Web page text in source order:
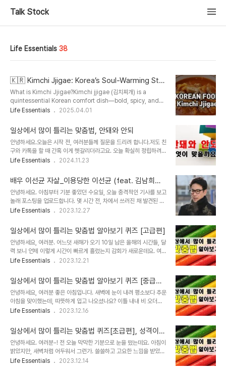
Talk Stock
Life Essentials 38
🇰🇷 Kimchi Jjigae: Korea’s Soul-Warming Ste
w of Fermented Flavor
What is Kimchi Jjigae?Kimchi jjigae (김치찌개) is a
quintessential Korean comfort dish—bold, spicy, and
deeply satisfying. Made with aged kimchi (called
Korean home cooking. Whether it’s a chilly winter
evening, a rainy day, or just a moment of craving for
something cozy and familiar, this stew is always a hit.
🇰🇷 Kimchi Jjigae: Korea’s Soul..
Life Essentials 2025.04.01
일상에서 많이 틀리는 맞춤법, 안돼와 안되
안녕하세요.오늘은 시작 전, 여러분들께 질문을 드리려 합니다.저도 친
구와 카톡을 할 때 간혹 이게 헷갈리더라고요. 오늘 확실히 정립하려고
합니다. 일상에서 많이 틀리는 맞춤법, 안돼와 안되 내일 중요한 날
분, 여기서 '되? 돼?' 중 무엇이 맞을까요?정답은 '내일 중요한 날이야.
절대 늦으면 안 돼.'입니다. '되'와 '돼'라는 사용하는 경우가 다른데,
어떻게 사용해야 하는지 제가 완벽하게 정리해 드리겠습니다. 그럼 알
아보러 가볼까요? 전에 한 기사를 본 적이 있어요. 네0버에서 가장
헷갈리고 자주 검색되는 맞춤법 1위가 '-되' 와 '-돼' 였다고 합니
Life Essentials 2024.11.23
배우 이선균 자살_이용당한 이선균 (feat. 김남희와
의 녹취록) 충격비보
안녕하세요. 아침부터 기분 좋았던 수요일, 오늘 충격적인 기사를 보고
놀래 포스팅을 업로드합니다. 몇 시간 전, 차에서 쓰러진 채 발견된 배
우 이선균씨가 자살시도를 했다는데요. 결국은 숨진 채 발견됐다고 합
사에서 변호인을 통해 거짓말 탐지기 조사를 의뢰한다는 내용의 의견
서를 제출했다고 했는데, 왜 극단적인 선택을 했을까요. 전혜진이 금일
10시 12분 112 신고를 접수를 했고, 경찰은 오전 10시 30분 종로구
와룡 공원 인근에서 차량을 발견했는데, 차량 내에선 번개탄 1점이 발
견됐다고 해요. 차량 안에 있던 남성은 배우 이선균으로 의식이 없는
미스러운 일에 ..
Life Essentials 2023.12.27
일상에서 많이 틀리는 맞춤법 알아보기 퀴즈 [고급편]
안녕하세요, 여러분. 어느덧 새해가 오기 10일 남은 올해의 시간들, 달
력 보니 언제 이렇게 시간이 빠르게 흘렀는지 감회가 새로운데요. 여러
분, 여러분들은 연말 마무리를 잘하고 계신가요? 제 2023년은 별일
있다 보니 그 계획을 이루면서 어떤 이벤트들이 제게 다가올지 기대가
높은데요, 여러분들은 새해 계획도 세우셨나요? 저의 계획 중 하나를
전달드리자면 '맞춤법 천재되기'입니다. 너무 유치하죠? 많이 안다고
생각했는데 막상 글을 쓰거나 이렇게 포스팅을 준비할 때, 몇 가지 헷
갈릴 때가 있더라고요. 그래서 내년에는 '맞춤법 천재 되기'가 저의 계
급편]을 준비했는데, 재..
Life Essentials 2023.12.21
일상에서 많이 틀리는 맞춤법 알아보기 퀴즈 [중급
편], 꿀팁공유
안녕하세요, 여러분 좋은 아침입니다. 새벽에 눈이 내려 평소보다 추운
아침을 맞이했는데, 따뜻하게 입고 나오셨나요? 이틀 내내 비 오더니
오늘 새벽엔 눈도 내려 요즘 맑은 날씨를 보기 쉽지 않네요. 흐린 날씨
비 오는 날에 어떤 음식이 생각나시나요? 저는 (당. 연. 하. 게) '부침
개'가 자연스럽게 떠오르더라고요. 오늘은 며칠 동안 먹고 싶었던 부침
개를 먹어보려고 합니다. 그런데 여러분, 부침개는 붙이는게 맞을까
요? 부치는 게 맞을까요? 오늘 한 번 알아보려고 하는데요. 오늘 포스
팅 글 속을 자세히 살펴보시면 (100%는 아니지만) 유익하게 사용하
Life Essentials 2023.12.16
일상에서 많이 틀리는 맞춤법 퀴즈[초급편], 성격이
틀리다와 다르다.
안녕하세요. 여러분-! 전 오늘 막막한 기분으로 눈을 떴는데요. 아침이
밝았지만, 새벽처럼 어두워서 그런가. 쓸쓸하고 고요한 느낌을 받았어
요. 그런데다 세수와 양치를 했지만, 안 한 것처럼 찝찝하고, 늘 하던
Life Essentials 2023.12.14